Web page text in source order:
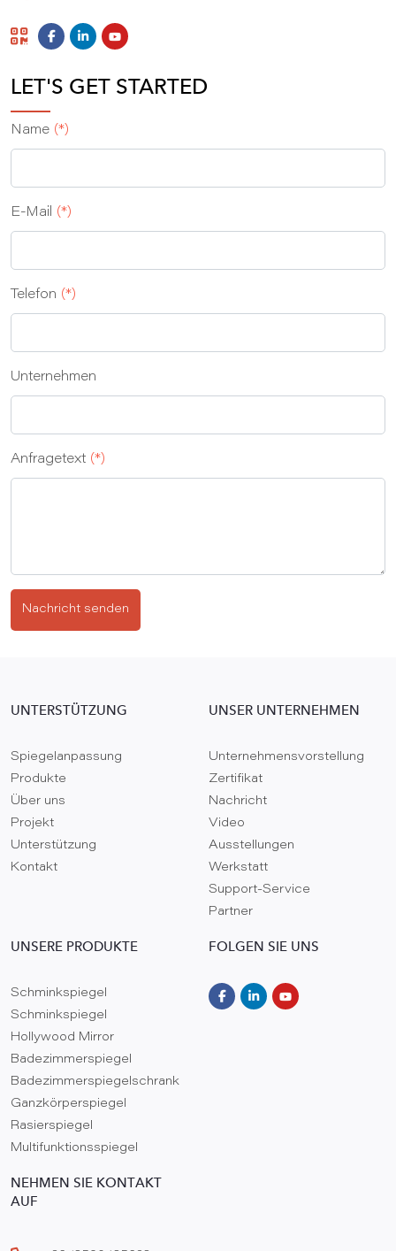
LET'S GET STARTED
Name (*)
E‑Mail (*)
Telefon (*)
Unternehmen
Anfragetext (*)
Nachricht senden
UNTERSTÜTZUNG
Spiegelanpassung
Produkte
Über uns
Projekt
Unterstützung
Kontakt
UNSER UNTERNEHMEN
Unternehmensvorstellung
Zertifikat
Nachricht
Video
Ausstellungen
Werkstatt
Support-Service
Partner
UNSERE PRODUKTE
Schminkspiegel
Schminkspiegel
Hollywood Mirror
Badezimmerspiegel
Badezimmerspiegelschrank
Ganzkörperspiegel
Rasierspiegel
Multifunktionsspiegel
FOLGEN SIE UNS
NEHMEN SIE KONTAKT
AUF